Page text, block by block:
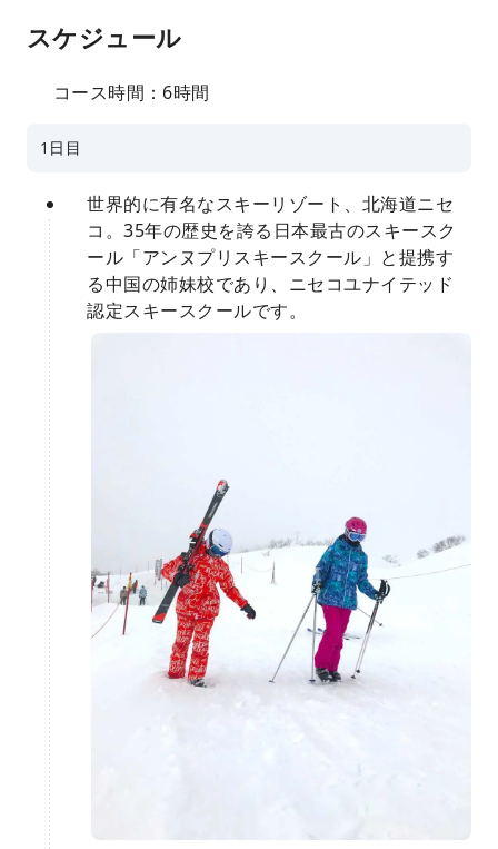
スケジュール
コース時間：6時間
1日目
世界的に有名なスキーリゾート、北海道ニセ
コ。35年の歴史を誇る日本最古のスキースク
ール「アンヌプリスキースクール」と提携す
る中国の姉妹校であり、ニセコユナイテッド
認定スキースクールです。